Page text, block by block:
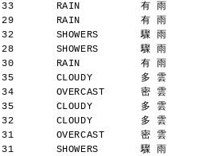
RAIN          有 雨
29       RAIN          有 雨
SHOWERS       驟 雨
SHOWERS       驟 雨
RAIN          有 雨
CLOUDY        多 雲
OVERCAST      密 雲
CLOUDY        多 雲
CLOUDY        多 雲
OVERCAST      密 雲
SHOWERS       驟 雨